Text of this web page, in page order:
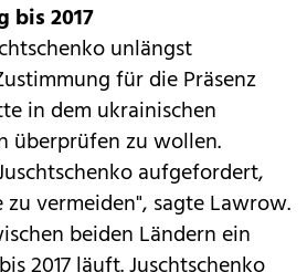
bis 2017
unlängst
für die Präsenz
in dem ukrainischen
überprüfen zu wollen.
aufgefordert,
vermeiden", sagte Lawrow.
beiden Ländern ein